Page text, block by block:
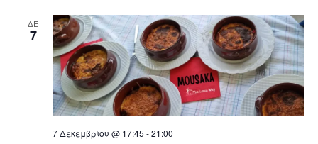
ΔΕ
7
7 Δεκεμβρίου @ 17:45 -21:00